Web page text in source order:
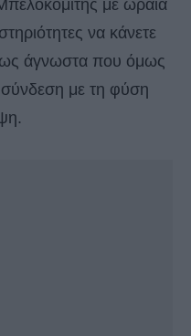
με ωραία
να κάνετε
άγνωστα που όμως
με τη φύση